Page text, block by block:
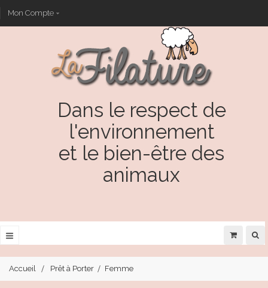
Mon Compte
Dans le respect de
l'environnement
et le bien-être des
animaux
Accueil Prêt à Porter Femme